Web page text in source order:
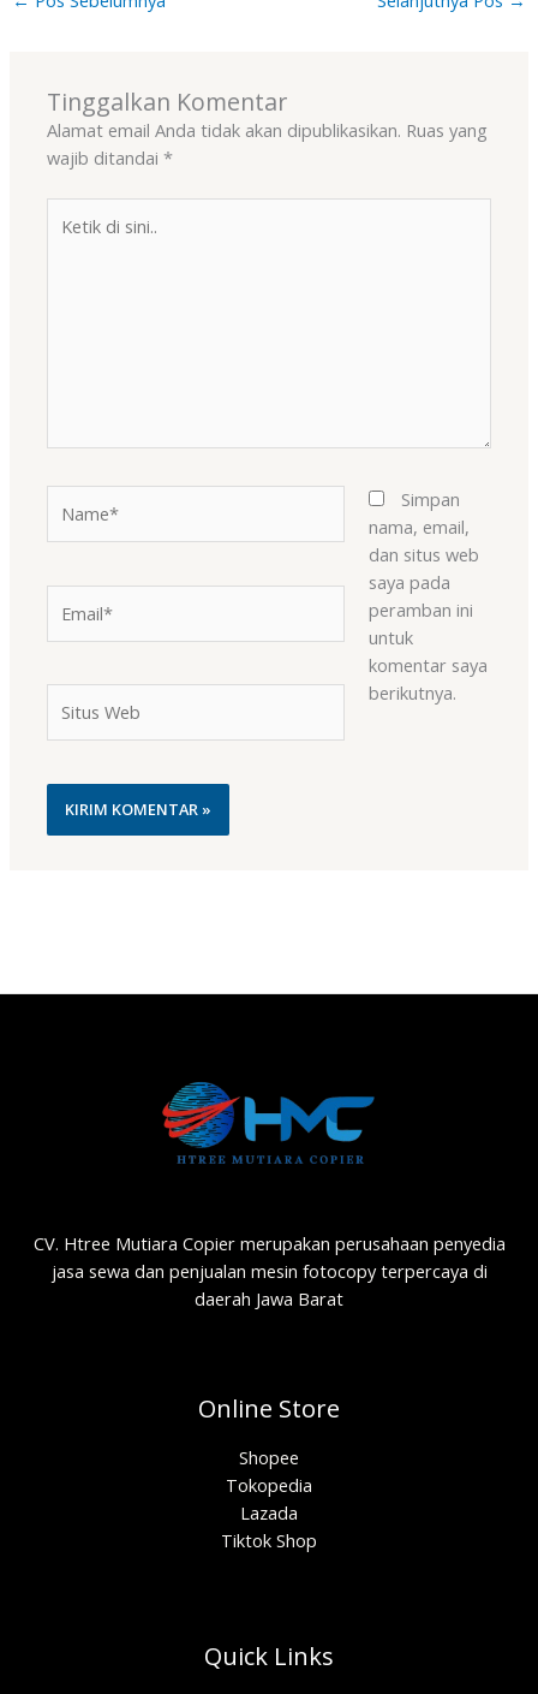
Tinggalkan Komentar
Alamat email Anda tidak akan dipublikasikan. Ruas yang
wajib ditandai*
Web
Simpan
nama, email,
dan situs web
saya pada
peramban ini
untuk
komentar saya
berikutnya.
CV. Htree Mutiara Copier merupakan perusahaan penyedia
jasa sewa dan penjualan mesin fotocopy terpercaya di
daerah Jawa Barat
Online Store
Shopee
Tokopedia
Lazada
Tiktok Shop
Quick Links